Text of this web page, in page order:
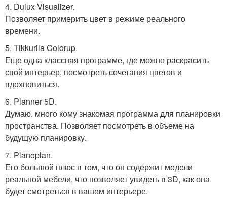
4. Dulux Visualizer.
Позволяет примерить цвет в режиме реального
времени.
5. Tikkurila Colorup.
Еще одна классная программе, где можно раскрасить
свой интерьер, посмотреть сочетания цветов и
вдохновиться.
6. Planner 5D.
Думаю, много кому знакомая программа для планировки
пространства. Позволяет посмотреть в объеме на
будущую планировку.
7. Planoplan.
Его большой плюс в том, что он содержит модели
реальной мебели, что позволяет увидеть в 3D, как она
будет смотреться в вашем интерьере.